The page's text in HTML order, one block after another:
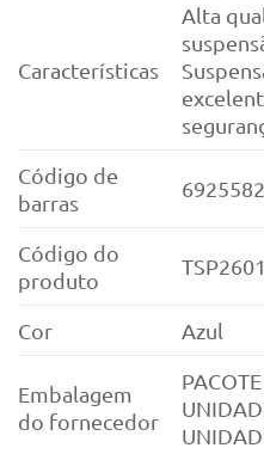
Características
Alta
Código de
barras
Código do
produto
TSP2601
Cor Azul
Embalagem
do fornecedor